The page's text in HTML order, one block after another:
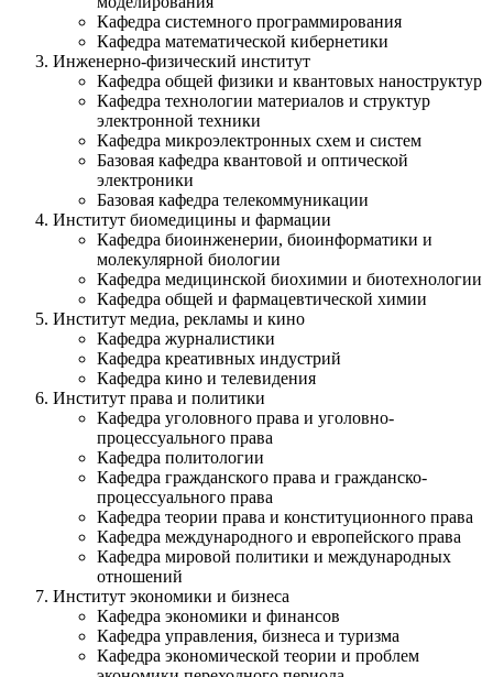
Кафедра системного программирования
Кафедра математической кибернетики
Инженерно-физический институт
Кафедра общей физики и квантовых наноструктур
Кафедра технологии материалов и структур
электронной техники
Кафедра микроэлектронных схем и систем
Базовая кафедра квантовой и оптической
электроники
Базовая кафедра телекоммуникации
Институт биомедицины и фармации
Кафедра биоинженерии, биоинформатики и
молекулярной биологии
Кафедра медицинской биохимии и биотехнологии
Кафедра общей и фармацевтической химии
Институт медиа, рекламы и кино
Кафедра журналистики
Кафедра креативных индустрий
Кафедра кино и телевидения
Институт права и политики
Кафедра уголовного права и уголовно-
процессуального права
Кафедра политологии
Кафедра гражданского права и гражданско-
процессуального права
Кафедра теории права и конституционного права
Кафедра международного и европейского права
Кафедра мировой политики и международных
отношений
Институт экономики и бизнеса
Кафедра экономики и финансов
Кафедра управления, бизнеса и туризма
Кафедра экономической теории и проблем